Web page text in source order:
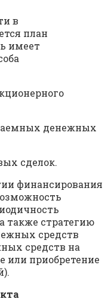
в
план
имеет
денежных
сделок.
финансирования
также стратегию
средств
средств на
или приобретение